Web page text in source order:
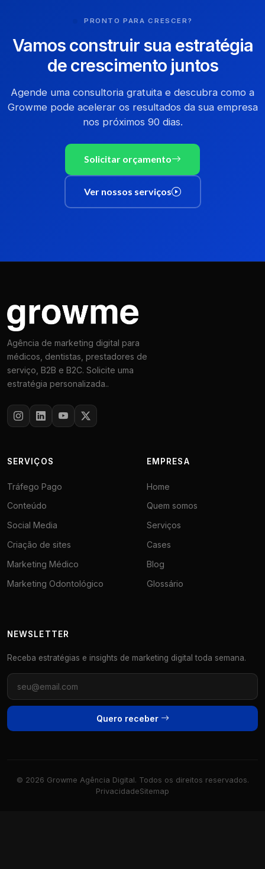
PRONTO PARA CRESCER?
Vamos construir sua estratégia
de crescimento juntos
Agende uma consultoria gratuita e descubra como a
Growme pode acelerar os resultados da sua empresa
nos próximos 90 dias.
Solicitar orçamento
Ver nossos serviços
Agência de marketing digital para
médicos, dentistas, prestadores de
serviço, B2B e B2C. Solicite uma
estratégia personalizada..
SERVIÇOS
Tráfego Pago
Conteúdo
Social Media
Criação de sites
Marketing Médico
Marketing Odontológico
EMPRESA
Home
Quem somos
Serviços
Cases
Blog
Glossário
NEWSLETTER
Receba estratégias e insights de marketing digital toda semana.
Quero receber
© 2026 Growme Agência Digital. Todos os direitos reservados.
PrivacidadeSitemap